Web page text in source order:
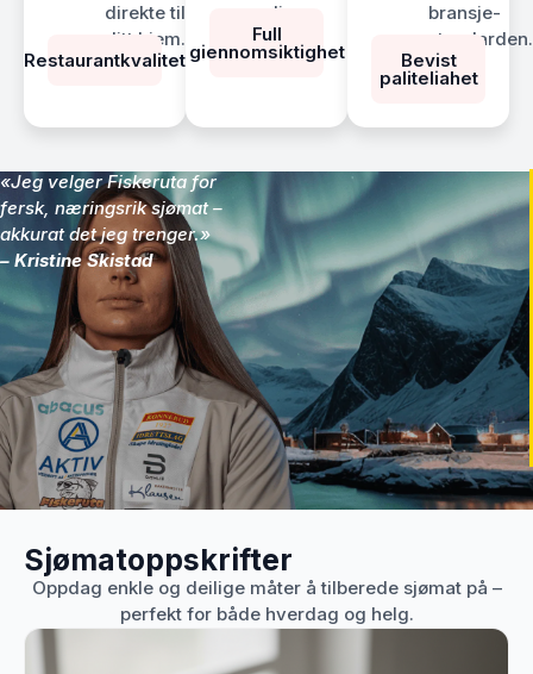
direkte til
ditt hjem.
Restaurantkvalitet
din.
Full
giennomsiktighet
bransje-
standarden.
Bevist
paliteliahet
«Jeg velger Fiskeruta for
fersk, næringsrik sjømat –
akkurat det jeg trenger.»
– Kristine Skistad
Sjømatoppskrifter
Oppdag enkle og deilige måter å tilberede sjømat på –
perfekt for både hverdag og helg.